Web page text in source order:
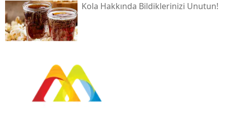
Kola Hakkında Bildiklerinizi Unutun!